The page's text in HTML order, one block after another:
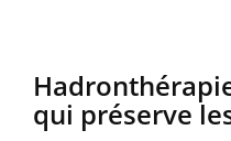
qui préserve